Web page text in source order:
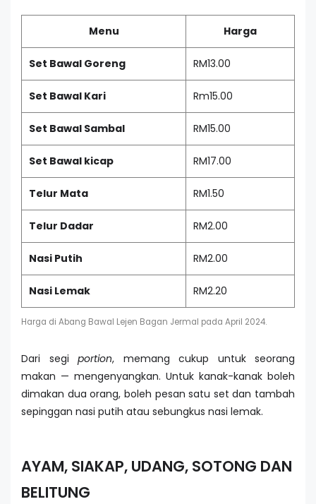
Menu Harga
Set Bawal Goreng RM13.00
Set Bawal Kari Rm15.00
Set Bawal Sambal RM15.00
Set Bawal kicap RM17.00
Telur Mata RM1.50
Telur Dadar RM2.00
Nasi Putih RM2.00
Nasi Lemak RM2.20
Harga di Abang Bawal Lejen Bagan Jermal pada April 2024.
Dari segi portion, memang cukup untuk seorang
makan — mengenyangkan. Untuk kanak-kanak boleh
dimakan dua orang, boleh pesan satu set dan tambah
sepinggan nasi putih atau sebungkus nasi lemak.
AYAM, SIAKAP, UDANG, SOTONG DAN
BELITUNG